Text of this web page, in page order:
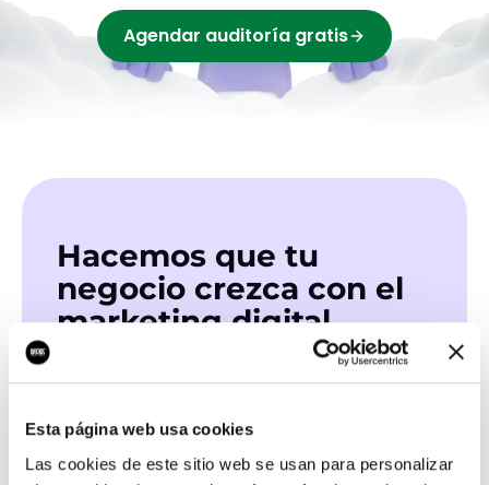
Esta página web usa cookies
Las cookies de este sitio web se usan para personalizar
Agendar auditoría gratis
Hacemos que tu
negocio crezca con el
marketing digital
marketing?
QUIERO LLAMAR